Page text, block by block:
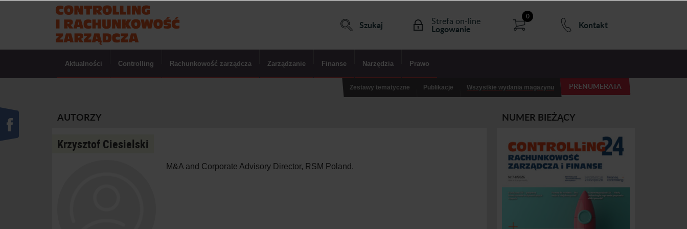
Szukaj Strefa on-line
Logowanie
0
Kontakt
Aktualności Controlling Rachunkowość zarządcza Zarządzanie Finanse Narzędzia Prawo
PRENUMERATA
Zestawy tematyczne Publikacje Wszystkie wydania magazynu
AUTORZY
Krzysztof Ciesielski
M&A and Corporate Advisory Director, RSM Poland.
NUMER BIEŻĄCY